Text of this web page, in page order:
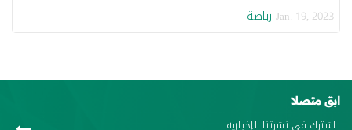
Jan. 19, 2023 رياضة
ابق متصلا